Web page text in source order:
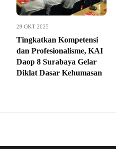
29 OKT 2025
Tingkatkan Kompetensi
dan Profesionalisme, KAI
Daop 8 Surabaya Gelar
Diklat Dasar Kehumasan